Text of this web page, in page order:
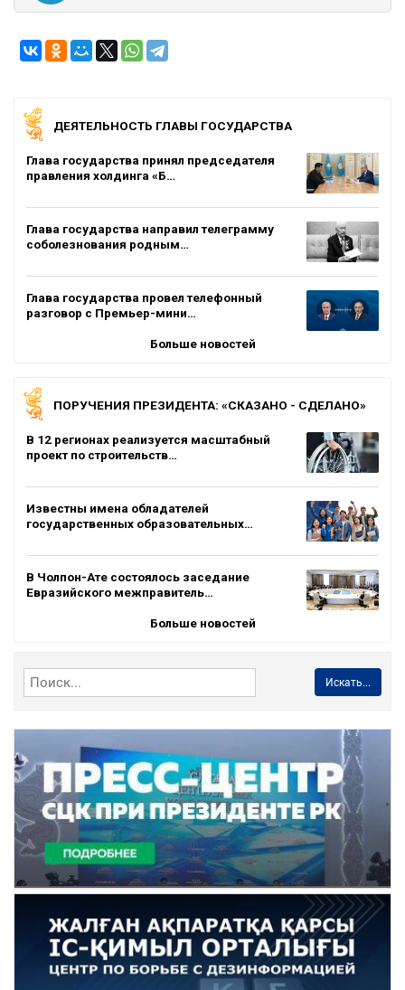
ДЕЯТЕЛЬНОСТЬ ГЛАВЫ ГОСУДАРСТВА
Глава государства принял председателя
правления холдинга «Б…
Глава государства направил телеграмму
соболезнования родным…
Глава государства провел телефонный
разговор с Премьер-мини…
Больше новостей
ПОРУЧЕНИЯ ПРЕЗИДЕНТА: «СКАЗАНО - СДЕЛАНО»
В 12 регионах реализуется масштабный
проект по строительств…
Известны имена обладателей
государственных образовательных…
В Чолпон-Ате состоялось заседание
Евразийского межправитель…
Больше новостей
Искать...